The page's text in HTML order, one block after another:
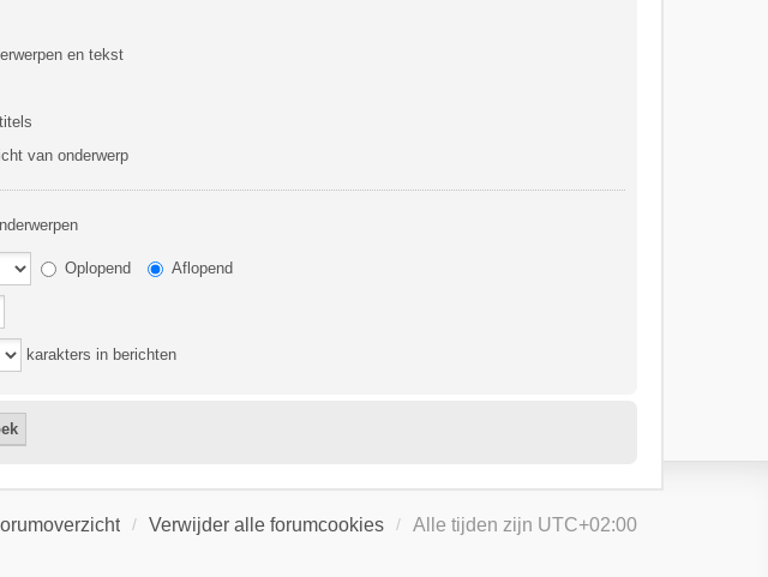
en tekst
van onderwerp
Oplopend Aflopend
karakters in berichten
Verwijder alle forumcookies Alle tijden zijn UTC+02:00